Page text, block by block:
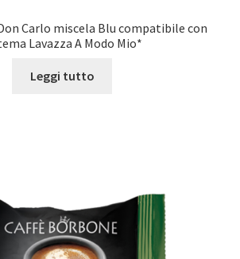
Carlo miscela Blu compatibile con
Lavazza A Modo Mio*
Leggi tutto